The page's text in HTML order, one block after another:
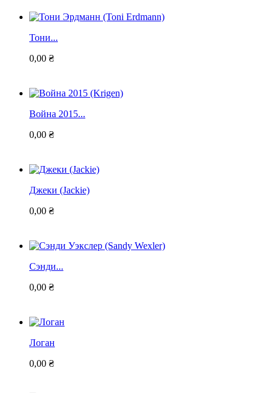
Тони...
0,00 ₴
Война 2015...
0,00 ₴
Джеки (Jackie)
0,00 ₴
Сэнди...
0,00 ₴
Логан
0,00 ₴